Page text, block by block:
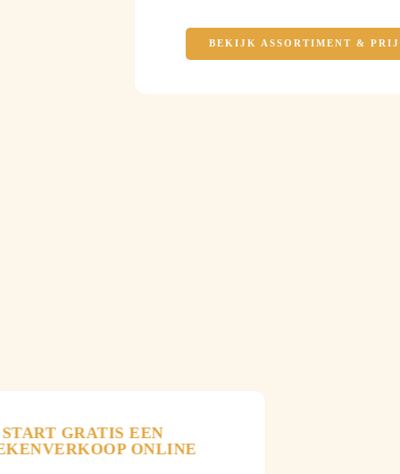
BEKIJK ASSORTIMENT &
START GRATIS EEN
ONLINE